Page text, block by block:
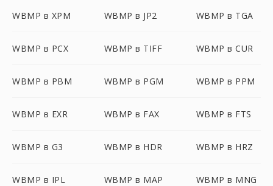
WBMP в XPM WBMP в JP2 WBMP в TGA
WBMP в PCX WBMP в TIFF WBMP в CUR
WBMP в PBM WBMP в PGM WBMP в PPM
WBMP в EXR WBMP в FAX WBMP в FTS
WBMP в G3 WBMP в HDR WBMP в HRZ
WBMP в IPL WBMP в MAP WBMP в MNG